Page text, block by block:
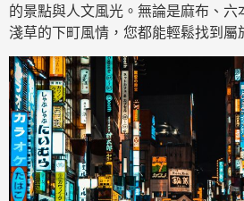
的景點與人文風光。無論是麻布、
淺草的下町風情，您都能輕鬆找到屬